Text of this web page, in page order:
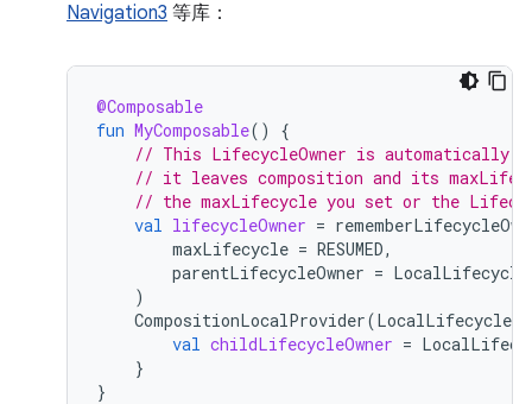
Navigation3 等库：
@Composable
fun MyComposable()
{
// This LifecycleOwner is automatically
// it leaves composition and its
// the maxLifecycle you set or the
val lifecycleOwner =
maxLifecycle = RESUMED,
parentLifecycleOwner =
)
CompositionLocalProvider(
val childLifecycleOwner =
}
}